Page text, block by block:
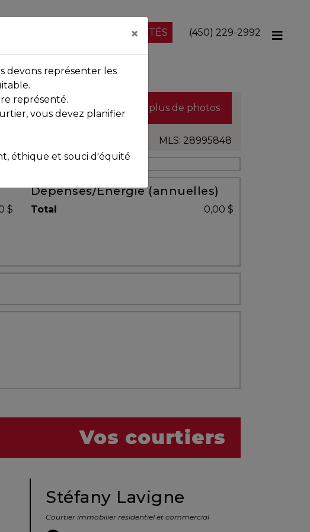
NOS PROPRIÉTÉS (450) 229-2992
Voir plus de photos
MLS: 28995848
$
Dépenses/Énergie (annuelles)
Total 0,00 $
Vos courtiers
Stéfany Lavigne
Courtier immobilier résidentiel et commercial
×
devons représenter les
représenté.
vous devez planifier
éthique et souci d'équité